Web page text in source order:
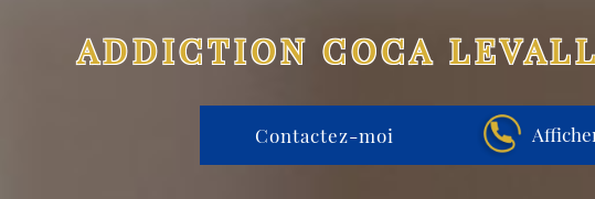
ADDICTION COCA
Contactez-moi